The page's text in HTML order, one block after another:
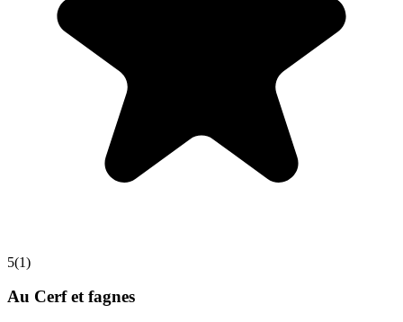
5(1)
Au Cerf et fagnes